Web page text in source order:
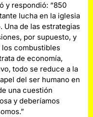
y respondió: “850
lucha en la iglesia
Una de las estrategias
por supuesto, y
combustibles
de economía,
todo se reduce a la
del ser humano en
una cuestión
y deberíamos